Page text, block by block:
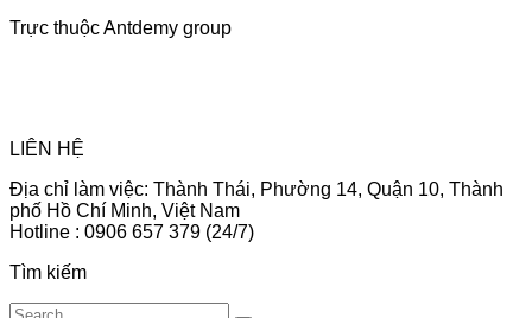
Trực thuộc Antdemy group
LIÊN HỆ
Địa chỉ làm việc: Thành Thái, Phường 14, Quận 10, Thành
phố Hồ Chí Minh, Việt Nam
Hotline : 0906 657 379 (24/7)
Tìm kiếm